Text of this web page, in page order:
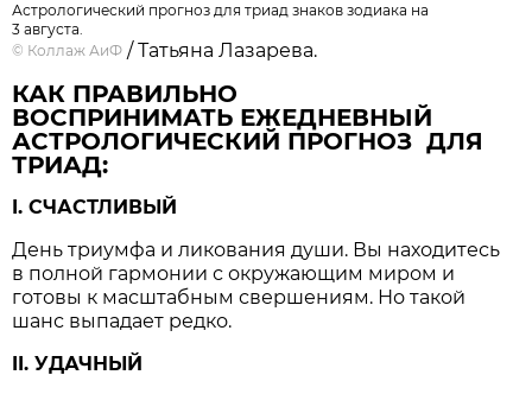
Астрологический прогноз для триад знаков зодиака на
3 августа.
© Коллаж АиФ / Татьяна Лазарева.
КАК ПРАВИЛЬНО
ВОСПРИНИМАТЬ ЕЖЕДНЕВНЫЙ
АСТРОЛОГИЧЕСКИЙ ПРОГНОЗ ДЛЯ
ТРИАД:
I. СЧАСТЛИВЫЙ
День триумфа и ликования души. Вы находитесь
в полной гармонии с окружающим миром и
готовы к масштабным свершениям. Но такой
шанс выпадает редко.
II. УДАЧНЫЙ